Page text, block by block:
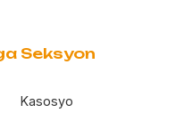
Seksyon
Kasosyo